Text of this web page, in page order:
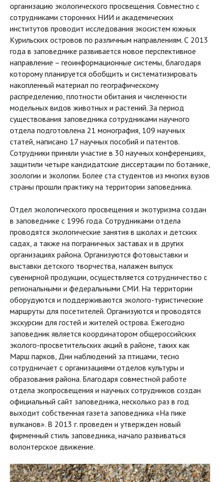
организацию экологического просвещения. Совместно с
сотрудниками сторонних НИИ и академических
институтов проводит исследования экосистем южных
Курильских островов по различным направлениям. С 2013
года в заповеднике развивается новое перспективное
направление – геоинформационные системы, благодаря
которому планируется обобщить и систематизировать
накопленный материал по географическому
распределению, плотности обитания и численности
модельных видов животных и растений. За период
существования заповедника сотрудниками научного
отдела подготовлена 21 монография, 109 научных
статей, написано 17 научных пособий и патентов.
Сотрудники приняли участие в 30 научных конференциях,
защитили четыре кандидатские диссертации по ботанике,
зоологии и экологии. Более ста студентов из многих вузов
страны прошли практику на территории заповедника.
Отдел экологического просвещения и экотуризма создан
в заповеднике с 1996 года. Сотрудниками отдела
проводятся экологические занятия в школах и детских
садах, а также на пограничных заставах и в других
организациях района. Организуются фотовыставки и
выставки детского творчества, налажен выпуск
сувенирной продукции, осуществляется сотрудничество с
региональными и федеральными СМИ. На территории
оборудуются и поддерживаются эколого-туристические
маршруты для посетителей. Организуются и проводятся
экскурсии для гостей и жителей острова. Ежегодно
заповедник является координатором общероссийских
эколого-просветительских акций в районе, таких как
Марш парков, Дни наблюдений за птицами, тесно
сотрудничает с организациями отделов культуры и
образования района. Благодаря совместной работе
отдела экопросвещения и научных сотрудников создан
официальный сайт заповедника, несколько раз в год
выходит собственная газета заповедника «На пике
вулканов». В 2013 г. проведен и утвержден новый
фирменный стиль заповедника, начало развиваться
волонтерское движение.